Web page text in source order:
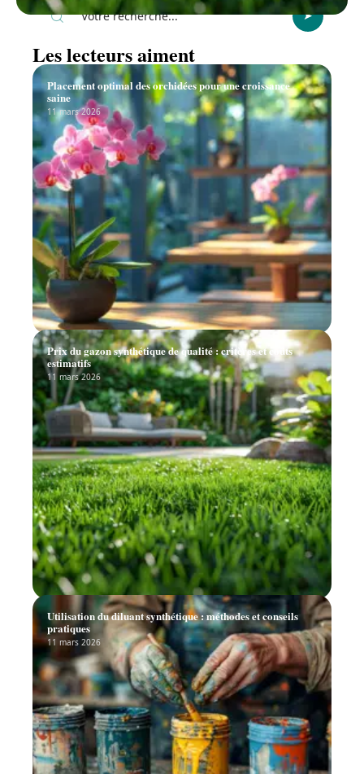
Les lecteurs aiment
Placement optimal des orchidées pour une croissance
saine
11 mars 2026
Prix du gazon synthétique de qualité : critères et coûts
estimatifs
11 mars 2026
Utilisation du diluant synthétique : méthodes et conseils
pratiques
11 mars 2026